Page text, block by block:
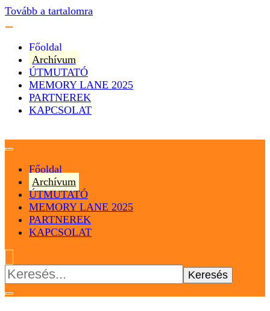
Tovább a tartalomra
Főoldal
Archívum
ÚTMUTATÓ
MEMORY LANE 2025
PARTNEREK
KAPCSOLAT
Magyar Hip Hop Archívum
Magyarország
Főoldal
Archívum
ÚTMUTATÓ
MEMORY LANE 2025
PARTNEREK
KAPCSOLAT
Keresés: